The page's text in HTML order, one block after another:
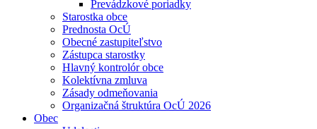
Prevádzkové poriadky
Starostka obce
Prednosta OcÚ
Obecné zastupiteľstvo
Zástupca starostky
Hlavný kontrolór obce
Kolektívna zmluva
Zásady odmeňovania
Organizačná štruktúra OcÚ 2026
Obec